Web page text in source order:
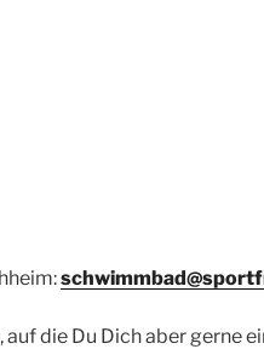
die Du Dich aber gerne